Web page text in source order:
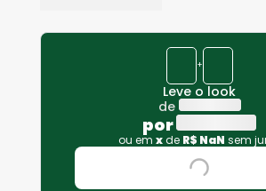
+
Leve o look
de
por
ou em x de R$ NaN sem